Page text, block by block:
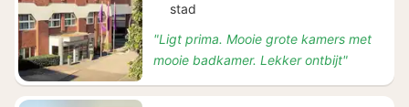
stad
"Ligt prima. Mooie grote kamers met
mooie badkamer. Lekker ontbijt"